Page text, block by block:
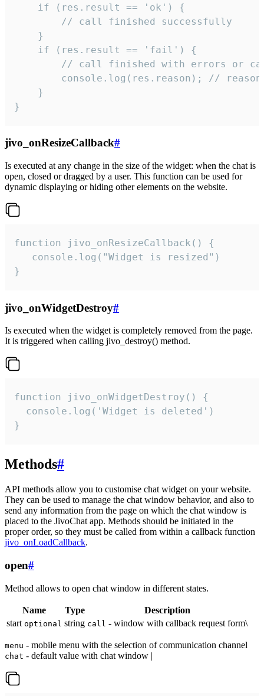
    if (res.result == 'ok') {
        // call finished successfully
    }
    if (res.result == 'fail') {
// call finished with errors or
console.log(res.reason); //
    }
}
jivo_onResizeCallback#
Is executed at any change in the size of the widget: when the chat is
open, closed or dragged by a user. This function can be used for
dynamic displaying or hiding other elements on the website.
function jivo_onResizeCallback() {
   console.log("Widget is resized")
}
jivo_onWidgetDestroy#
Is executed when the widget is completely removed from the page.
It is triggered when calling jivo_destroy() method.
function jivo_onWidgetDestroy() {
  console.log('Widget is deleted')
}
Methods#
API methods allow you to customise chat widget on your website.
They can be used to manage the chat window behavior, and also to
send any information from the page on which the chat window is
placed to the JivoChat app. Methods should be initiated in the
proper order, so they must be called from within a callback function
jivo_onLoadCallback.
open#
Method allows to open chat window in different states.
Name Type
Description
start optional string call - window with callback request form\
menu - mobile menu with the selection of communication channel
chat - default value with chat window |